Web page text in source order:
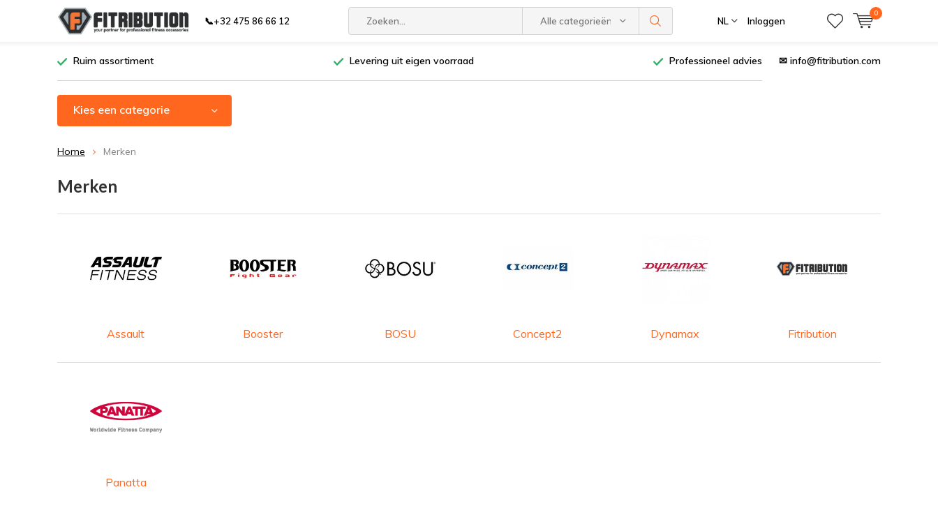
📞+32 475 86 66 12 Alle categorieën NL Inloggen
0
Ruim assortiment Levering uit eigen voorraad Professioneel advies ✉ info@fitribution.com
Kies een categorie
Home Merken
Merken
Assault Booster BOSU Concept2 Dynamax Fitribution
Panatta